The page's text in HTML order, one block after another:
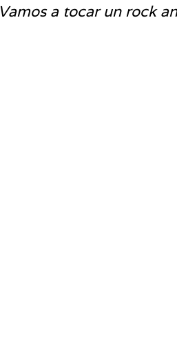
Vamos a tocar un rock